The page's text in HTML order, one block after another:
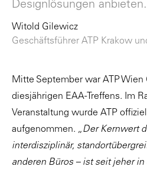
Designlösungen anbieten.
Witold Gilewicz
Geschäftsführer ATP Krakow
Mitte September war ATP Wien
diesjährigen EAA-Treffens. Im
Veranstaltung wurde ATP
aufgenommen. „Der Kernwert
interdisziplinär,
anderen Büros – ist seit jeher in